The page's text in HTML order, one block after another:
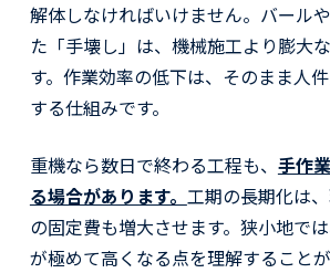
解体しなければいけません。バール
た「手壊し」は、機械施工より膨大
す。作業効率の低下は、そのまま人
する仕組みです。
重機なら数日で終わる工程も、 手作
る場合があります。 工期の長期化は
の固定費も増大させます。狭小地で
が極めて高くなる点を理解することが